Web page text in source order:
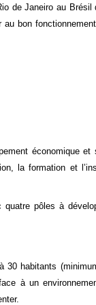
de Janeiro au Brésil
bon
économique
la formation et
pôles à
habitants
à un